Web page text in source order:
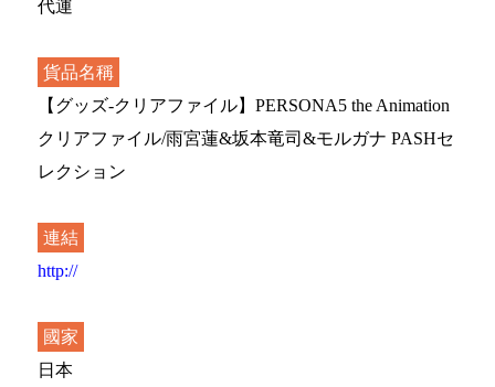
代運
貨品名稱
【グッズ-クリアファイル】PERSONA5 the Animation
クリアファイル/雨宮蓮&坂本竜司&モルガナ PASHセ
レクション
連結
http://
國家
日本